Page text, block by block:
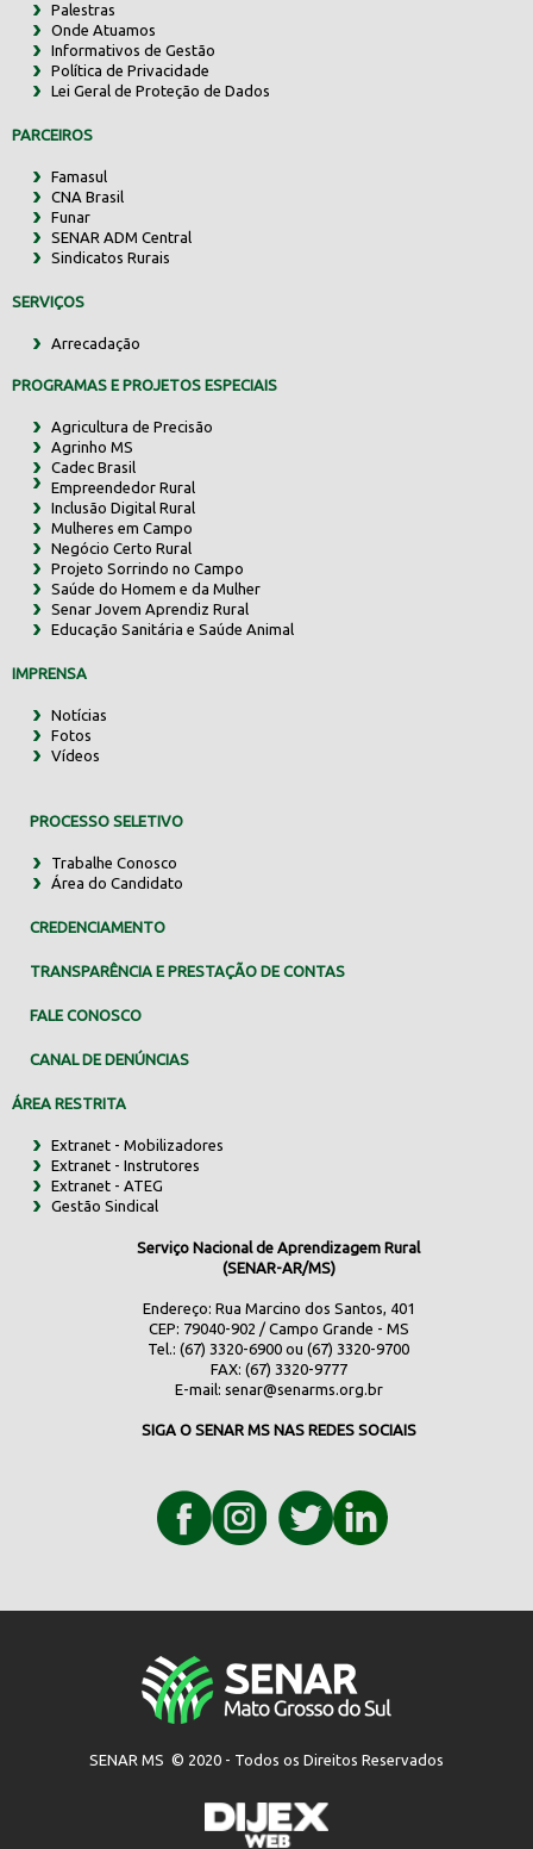
Palestras
Onde Atuamos
Informativos de Gestão
Política de Privacidade
Lei Geral de Proteção de Dados
PARCEIROS
Famasul
CNA Brasil
Funar
SENAR ADM Central
Sindicatos Rurais
SERVIÇOS
Arrecadação
PROGRAMAS E PROJETOS ESPECIAIS
Agricultura de Precisão
Agrinho MS
Cadec Brasil
Empreendedor Rural
Inclusão Digital Rural
Mulheres em Campo
Negócio Certo Rural
Projeto Sorrindo no Campo
Saúde do Homem e da Mulher
Senar Jovem Aprendiz Rural
Educação Sanitária e Saúde Animal
IMPRENSA
Notícias
Fotos
Vídeos
PROCESSO SELETIVO
Trabalhe Conosco
Área do Candidato
CREDENCIAMENTO
TRANSPARÊNCIA E PRESTAÇÃO DE CONTAS
FALE CONOSCO
CANAL DE DENÚNCIAS
ÁREA RESTRITA
Extranet - Mobilizadores
Extranet - Instrutores
Extranet - ATEG
Gestão Sindical
Serviço Nacional de Aprendizagem Rural
(SENAR-AR/MS)
Endereço: Rua Marcino dos Santos, 401
CEP: 79040-902 / Campo Grande - MS
Tel.: (67) 3320-6900 ou (67) 3320-9700
FAX: (67) 3320-9777
E-mail: senar@senarms.org.br
SIGA O SENAR MS NAS REDES SOCIAIS
SENAR MS © 2020 - Todos os Direitos Reservados